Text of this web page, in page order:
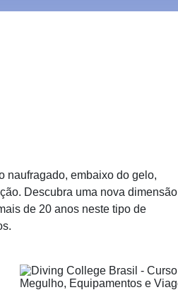
naufragado, embaixo do gelo,
Descubra uma nova dimensão
de 20 anos neste tipo de